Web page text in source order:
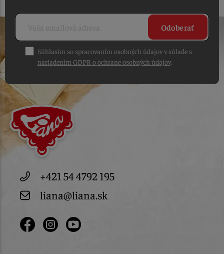
Odoberať
Súhlasím so spracovaním osobných údajov v súlade s
nariadením GDPR o ochrane osobných údajov.
+421 54 4792 195
liana@liana.sk